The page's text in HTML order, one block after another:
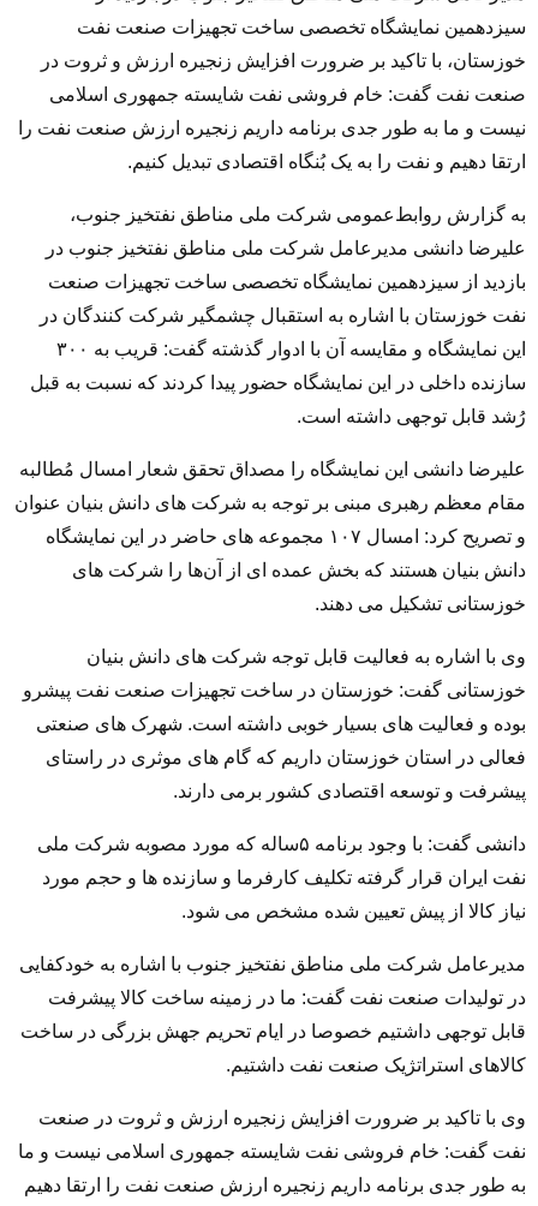
سیزدهمین نمایشگاه تخصصی ساخت تجهیزات صنعت نفت
خوزستان، با تاکید بر ضرورت افزایش زنجیره ارزش و ثروت در
صنعت نفت گفت: خام فروشی نفت شایسته جمهوری اسلامی
نیست و ما به طور جدی برنامه داریم زنجیره ارزش صنعت نفت را
ارتقا دهیم و نفت را به یک بُنگاه اقتصادی تبدیل کنیم.
به گزارش روابط‌عمومی شرکت ملی مناطق نفتخیز جنوب،
علیرضا دانشی مدیرعامل شرکت ملی مناطق نفتخیز جنوب در
بازدید از سیزدهمین نمایشگاه تخصصی ساخت تجهیزات صنعت
نفت خوزستان با اشاره به استقبال چشمگیر شرکت کنندگان در
این نمایشگاه و مقایسه آن با ادوار گذشته گفت: قریب به ۳۰۰
سازنده داخلی در این نمایشگاه حضور پیدا کردند که نسبت به قبل
رُشد قابل توجهی داشته است.
علیرضا دانشی این نمایشگاه را مصداق تحقق شعار امسال مُطالبه
مقام معظم رهبری مبنی بر توجه به شرکت های دانش بنیان عنوان
و تصریح کرد: امسال ۱۰۷ مجموعه های حاضر در این نمایشگاه
دانش بنیان هستند که بخش عمده ای از آن‌ها را شرکت های
خوزستانی تشکیل می دهند.
وی با اشاره به فعالیت قابل توجه شرکت های دانش بنیان
خوزستانی گفت: خوزستان در ساخت تجهیزات صنعت نفت پیشرو
بوده و فعالیت های بسیار خوبی داشته است. شهرک های صنعتی
فعالی در استان خوزستان داریم که گام های موثری در راستای
پیشرفت و توسعه اقتصادی کشور برمی دارند.
دانشی گفت: با وجود برنامه ۵ساله که مورد مصوبه شرکت ملی
نفت ایران قرار گرفته تکلیف کارفرما و سازنده ها و حجم مورد
نیاز کالا از پیش تعیین شده مشخص می شود.
مدیرعامل شرکت ملی مناطق نفتخیز جنوب با اشاره به خودکفایی
در تولیدات صنعت نفت گفت: ما در زمینه ساخت کالا پیشرفت
قابل توجهی داشتیم خصوصا در ایام تحریم جهش بزرگی در ساخت
کالاهای استراتژیک صنعت نفت داشتیم.
وی با تاکید بر ضرورت افزایش زنجیره ارزش و ثروت در صنعت
نفت گفت: خام فروشی نفت شایسته جمهوری اسلامی نیست و ما
به طور جدی برنامه داریم زنجیره ارزش صنعت نفت را ارتقا دهیم